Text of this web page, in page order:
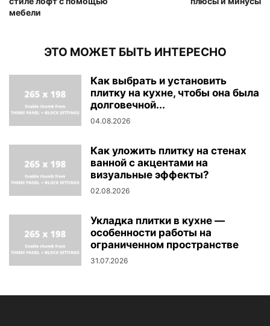
мебели
ЭТО МОЖЕТ БЫТЬ ИНТЕРЕСНО
Как выбрать и установить
плитку на кухне, чтобы она была
долговечной...
04.08.2026
Как уложить плитку на стенах
ванной с акцентами на
визуальные эффекты?
02.08.2026
Укладка плитки в кухне —
особенности работы на
ограниченном пространстве
31.07.2026